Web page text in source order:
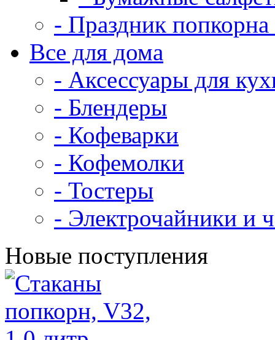
- Праздник
Все для дома
- Аксессуары для
- Блендеры
- Кофеварки
- Кофемолки
- Тостеры
- Электрочайники и
Новые поступления